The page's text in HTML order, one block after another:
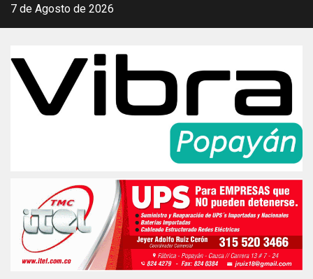
Saltar
7 de Agosto de 2026